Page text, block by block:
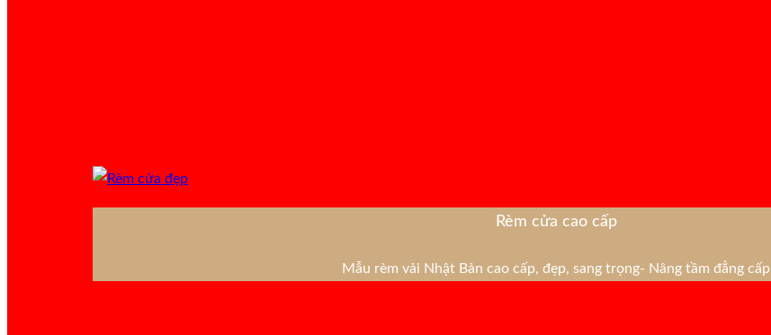
Rèm cửa cao cấp
Mẫu rèm vải Nhật Bản cao cấp, đẹp, sang trọng- Nâng tầm đẳng cấp